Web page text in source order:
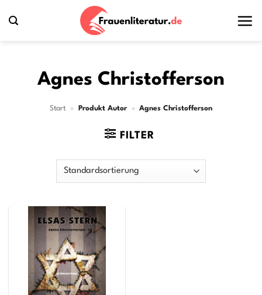
Inhalt
Agnes Christofferson
Start » Produkt Autor » Agnes Christofferson
FILTER